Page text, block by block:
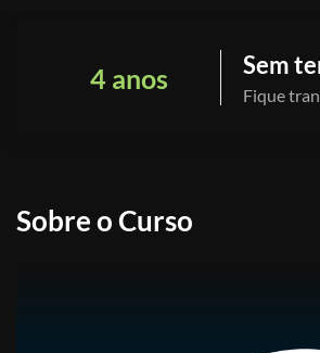
4 anos Sem
Fique
Sobre o Curso